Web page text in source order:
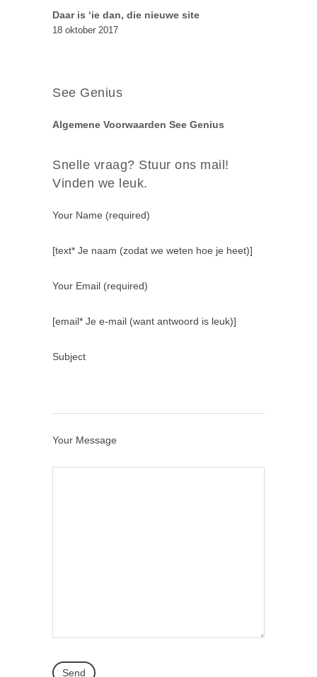
Daar is ‘ie dan, die nieuwe site
18 oktober 2017
See Genius
Algemene Voorwaarden See Genius
Snelle vraag? Stuur ons mail!
Vinden we leuk.
Your Name (required)
[text* Je naam (zodat we weten hoe je heet)]
Your Email (required)
[email* Je e-mail (want antwoord is leuk)]
Subject
Your Message